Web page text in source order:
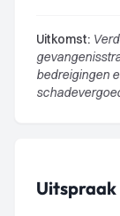
Uitkomst:
bedreigingen
Uitspraak